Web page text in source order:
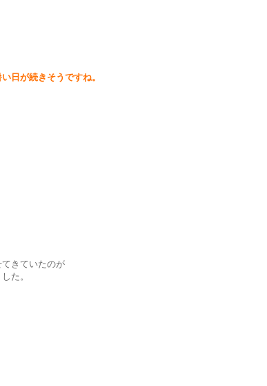
日が続きそうですね。
きていたのが
た。